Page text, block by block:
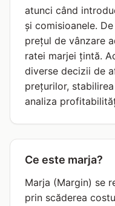
atunci când
și comisioanele.
prețul de vânzare
ratei marjei țintă.
diverse decizii de
prețurilor,
analiza
Ce este marja?
Marja (Margin) se
prin scăderea